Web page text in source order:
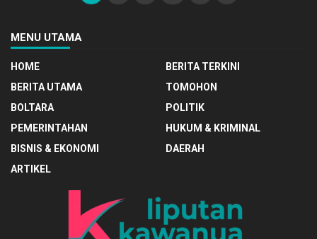
MENU UTAMA
HOME
BERITA TERKINI
BERITA UTAMA
TOMOHON
BOLTARA
POLITIK
PEMERINTAHAN
HUKUM & KRIMINAL
BISNIS & EKONOMI
DAERAH
ARTIKEL